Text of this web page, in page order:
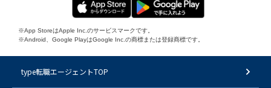
※App StoreはApple Inc.のサービスマークです。
※Android、Google PlayはGoogle Inc.の商標または登録商標です。
type転職エージェントTOP